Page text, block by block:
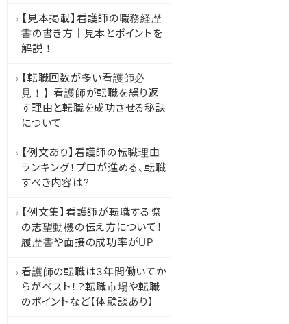
【見本掲載】看護師の職務経歴
書の書き方｜見本とポイントを
解説！
【転職回数が多い看護師必
見！】看護師が転職を繰り返
す理由と転職を成功させる秘訣
について
【例文あり】看護師の転職理由
ランキング！プロが進める、転職
すべき内容は?
【例文集】看護師が転職する際
の志望動機の伝え方について！
履歴書や面接の成功率がUP
看護師の転職は3年間働いてか
らがベスト！？転職市場や転職
のポイントなど【体験談あり】